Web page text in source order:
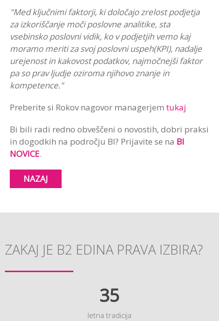
"Med ključnimi faktorji, ki določajo zrelost podjetja
za izkoriščanje moči poslovne analitike, sta
vsebinsko poslovni vidik, ko v podjetjih vemo kaj
moramo meriti za svoj poslovni uspeh(KPI), nadalje
urejenost in kakovost podatkov, najmočnejši faktor
pa so prav ljudje oziroma njihovo znanje in
kompetence."
Preberite si Rokov nagovor managerjem tukaj
Bi bili radi redno obveščeni o novostih, dobri praksi
in dogodkih na področju BI? Prijavite se na BI
NOVICE.
NAZAJ
ZAKAJ JE B2 EDINA PRAVA IZBIRA?
35
letna tradicija